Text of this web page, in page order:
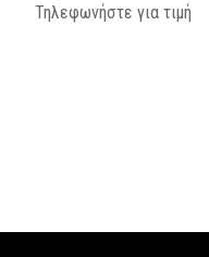
Τηλεφωνήστε για τιμή